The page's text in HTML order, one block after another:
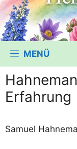
MENÜ
Erfahrung
Samu­el